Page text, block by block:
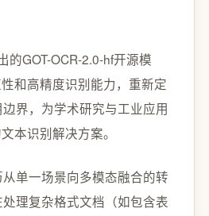
的GOT-OCR-2.0-hf开源模
和高精度识别能力，重新定
界，为学术研究与工业应用
本识别解决方案。
单一场景向多模态融合的转
理复杂格式文档（如包含表